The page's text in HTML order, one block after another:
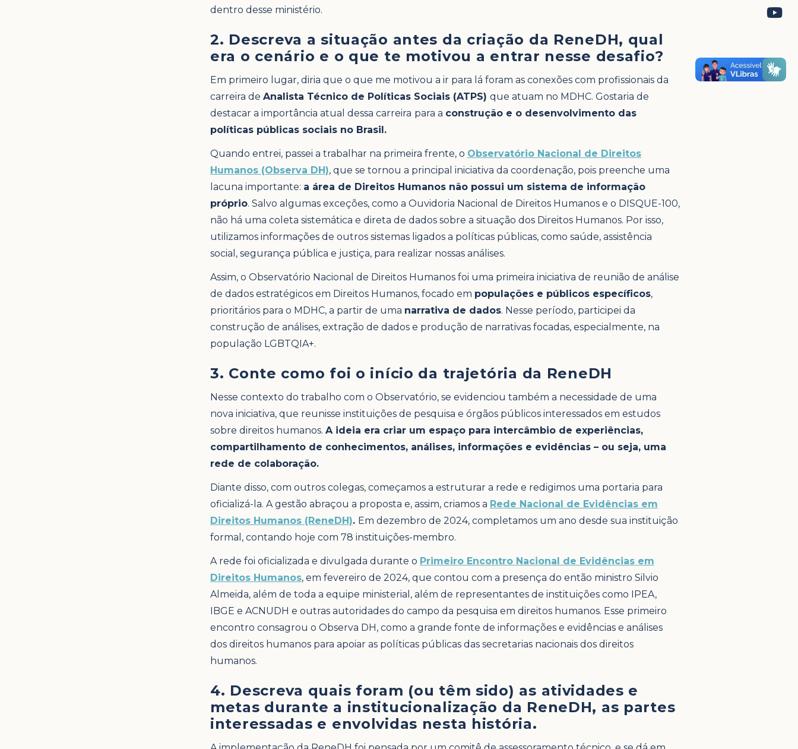
dentro desse ministério.
2. Descreva a situação antes da criação da ReneDH, qual
era o cenário e o que te motivou a entrar nesse desafio?
Em primeiro lugar, diria que o que me motivou a ir para lá foram as conexões com profissionais da
carreira de Analista Técnico de Políticas Sociais (ATPS) que atuam no MDHC. Gostaria de
destacar a importância atual dessa carreira para a construção e o desenvolvimento das
políticas públicas sociais no Brasil.
Quando entrei, passei a trabalhar na primeira frente, o Observatório Nacional de Direitos
Humanos (Observa DH), que se tornou a principal iniciativa da coordenação, pois preenche uma
lacuna importante: a área de Direitos Humanos não possui um sistema de informação
próprio. Salvo algumas exceções, como a Ouvidoria Nacional de Direitos Humanos e o DISQUE-100,
não há uma coleta sistemática e direta de dados sobre a situação dos Direitos Humanos. Por isso,
utilizamos informações de outros sistemas ligados a políticas públicas, como saúde, assistência
social, segurança pública e justiça, para realizar nossas análises.
Assim, o Observatório Nacional de Direitos Humanos foi uma primeira iniciativa de reunião de análise
de dados estratégicos em Direitos Humanos, focado em populações e públicos específicos,
prioritários para o MDHC, a partir de uma narrativa de dados. Nesse período, participei da
construção de análises, extração de dados e produção de narrativas focadas, especialmente, na
população LGBTQIA+.
3. Conte como foi o início da trajetória da ReneDH
Nesse contexto do trabalho com o Observatório, se evidenciou também a necessidade de uma
nova iniciativa, que reunisse instituições de pesquisa e órgãos públicos interessados em estudos
sobre direitos humanos. A ideia era criar um espaço para intercâmbio de experiências,
compartilhamento de conhecimentos, análises, informações e evidências – ou seja, uma
rede de colaboração.
Diante disso, com outros colegas, começamos a estruturar a rede e redigimos uma portaria para
oficializá-la. A gestão abraçou a proposta e, assim, criamos a Rede Nacional de Evidências em
Direitos Humanos (ReneDH). Em dezembro de 2024, completamos um ano desde sua instituição
formal, contando hoje com 78 instituições-membro.
A rede foi oficializada e divulgada durante o Primeiro Encontro Nacional de Evidências em
Direitos Humanos, em fevereiro de 2024, que contou com a presença do então ministro Silvio
Almeida, além de toda a equipe ministerial, além de representantes de instituições como IPEA,
IBGE e ACNUDH e outras autoridades do campo da pesquisa em direitos humanos. Esse primeiro
encontro consagrou o Observa DH, como a grande fonte de informações e evidências e análises
dos direitos humanos para apoiar as políticas públicas das secretarias nacionais dos direitos
humanos.
4. Descreva quais foram (ou têm sido) as atividades e
metas durante a institucionalização da ReneDH, as partes
interessadas e envolvidas nesta história.